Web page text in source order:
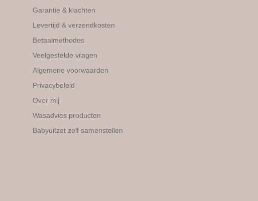
Garantie & klachten
Levertijd & verzendkosten
Betaalmethodes
Veelgestelde vragen
Algemene voorwaarden
Privacybeleid
Over mij
Wasadvies producten
Babyuitzet zelf samenstellen